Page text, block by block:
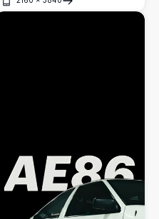
เด่น พื้นหลังสีเขียวอมฟ้าเข้ม ตัวอักษรภาษาญี่ปุ่น
ของร้านเต้าหู้ฟูจิวาระ และภาพวาดรถแบบขาวดำ
เปิด